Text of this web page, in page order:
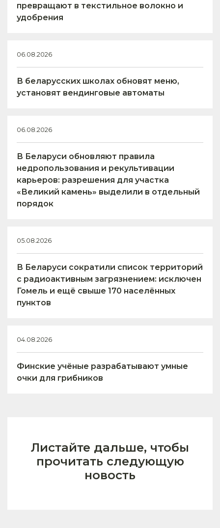
превращают в текстильное волокно и
удобрения
06.08.2026
В беларусских школах обновят меню,
установят вендинговые автоматы
06.08.2026
В Беларуси обновляют правила
недропользования и рекультивации
карьеров: разрешения для участка
«Великий камень» выделили в отдельный
порядок
05.08.2026
В Беларуси сократили список территорий
с радиоактивным загрязнением: исключен
Гомель и ещё свыше 170 населённых
пунктов
04.08.2026
Финские учёные разрабатывают умные
очки для грибников
Листайте дальше, чтобы
прочитать следующую
новость